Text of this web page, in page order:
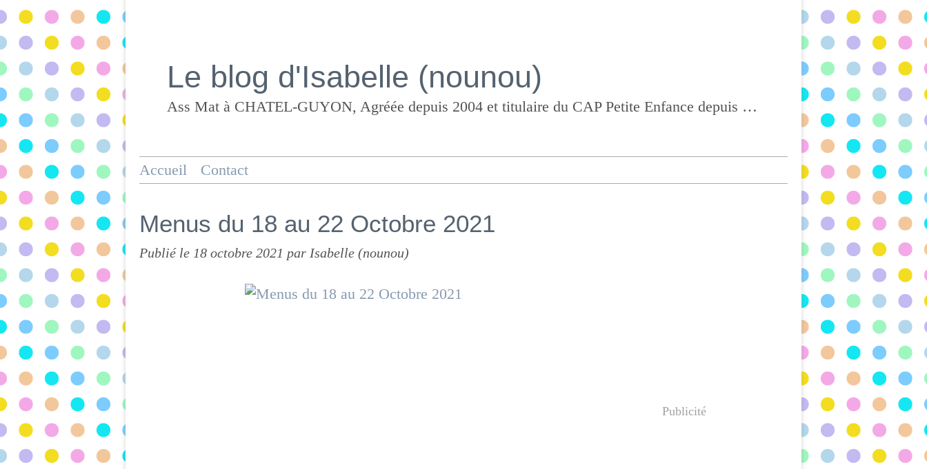
Le blog d'Isabelle (nounou)
Ass Mat à CHATEL-GUYON, Agréée depuis 2004 et titulaire du CAP Petite Enfance depuis 2017, BONNE VISITE !!!
Accueil Contact
Menus du 18 au 22 Octobre 2021
Publié le 18 octobre 2021 par Isabelle (nounou)
Publicité